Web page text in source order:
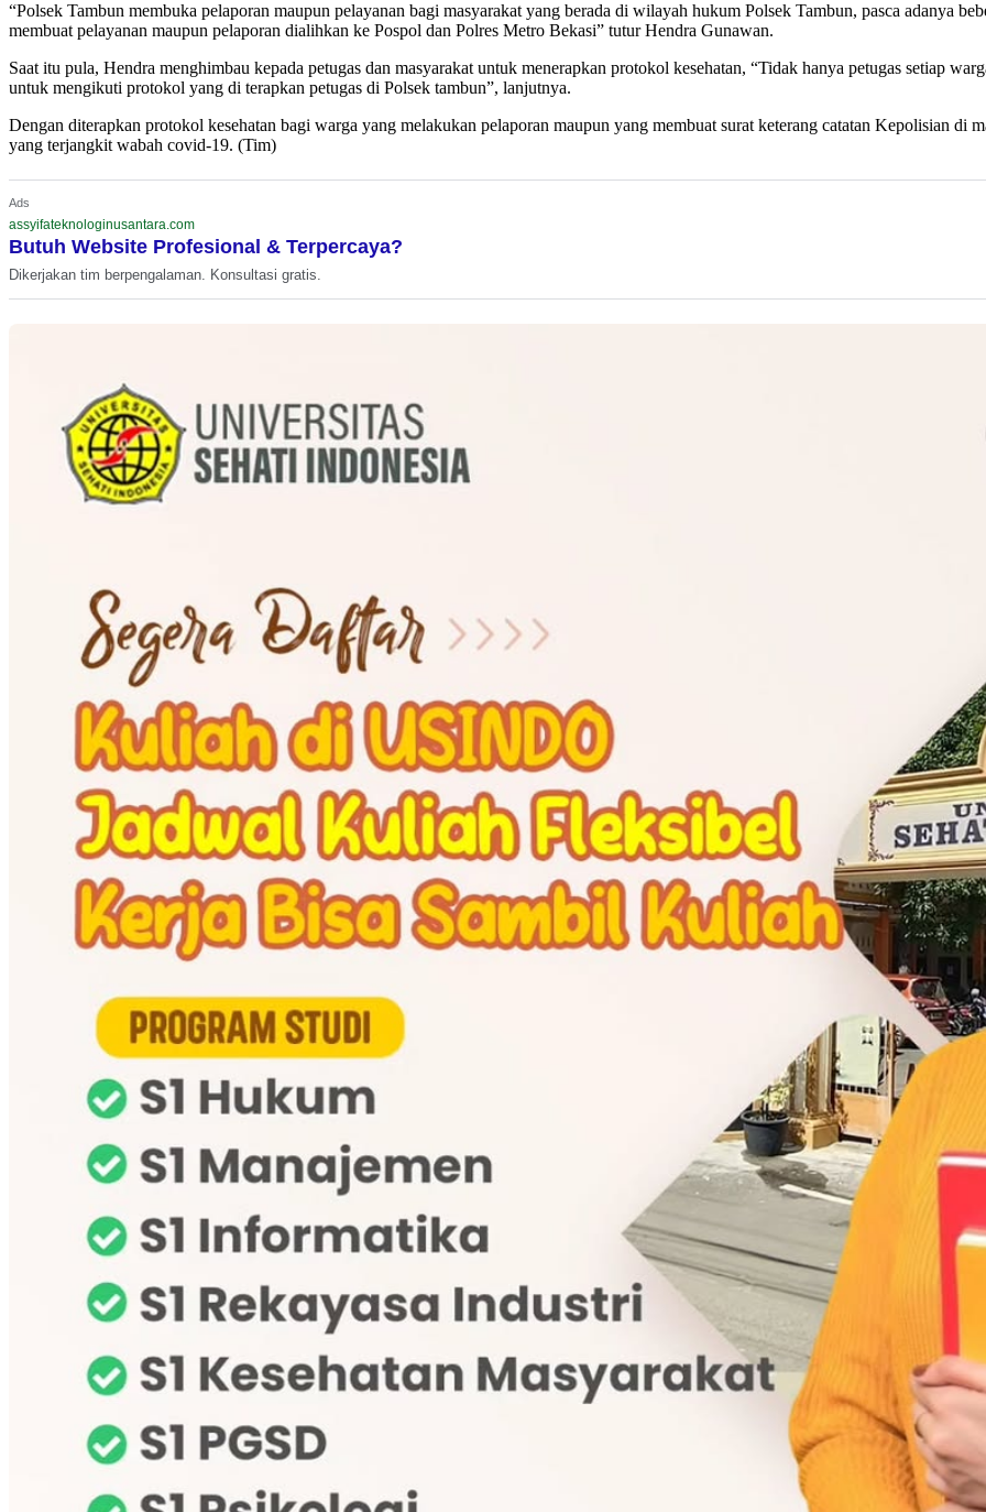
“Polsek Tambun membuka pelaporan maupun pelayanan bagi masyarakat yang berada di wilayah hukum Polsek Tambun, pasca adanya
membuat pelayanan maupun pelaporan dialihkan ke Pospol dan Polres Metro Bekasi” tutur Hendra Gunawan.
Saat itu pula, Hendra menghimbau kepada petugas dan masyarakat untuk menerapkan protokol kesehatan, “Tidak hanya petugas setiap
untuk mengikuti protokol yang di terapkan petugas di Polsek tambun”, lanjutnya.
Dengan diterapkan protokol kesehatan bagi warga yang melakukan pelaporan maupun yang membuat surat keterang catatan Kepolisian di
yang terjangkit wabah covid-19. (Tim)
Ads
assyifateknologinusantara.com
Butuh Website Profesional & Terpercaya?
Dikerjakan tim berpengalaman. Konsultasi gratis.